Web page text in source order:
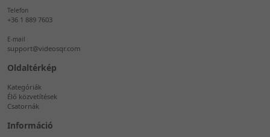
Telefon
+36 1 889 7603
E-mail
support@videosqr.com
Oldaltérkép
Kategóriák
Élő közvetítések
Csatornák
Információ